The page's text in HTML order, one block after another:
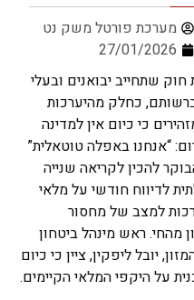
מערכת פורטל משק נט
27/01/2026
שתחייב יבואנים ובעלי
כחלק מהיערכות
כי כיום אין למדינה
“אנחנו באפלה טוטאלית”
להכין לקריאה שנייה
לדיווח חודשי על מלאי
למצב של מחסור
מהחי. ראש מינהל ביטחון
יובל ליפקין, ציין כי כיום
על היקפי המלאי הקיימים.